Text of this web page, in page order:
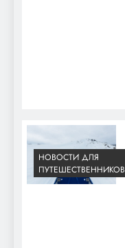
НОВОСТИ ДЛЯ
ПУТЕШЕСТВЕННИКОВ